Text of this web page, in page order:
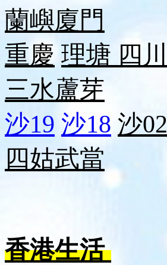
蘭嶼廈門
重慶 理塘 四川
三水蘆芽
沙19 沙18 沙02
四姑武當
香港生活